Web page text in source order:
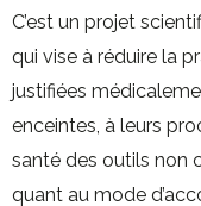
C’est un projet
qui vise à réduire la
justifiées
enceintes, à leurs
santé des outils non
quant au mode